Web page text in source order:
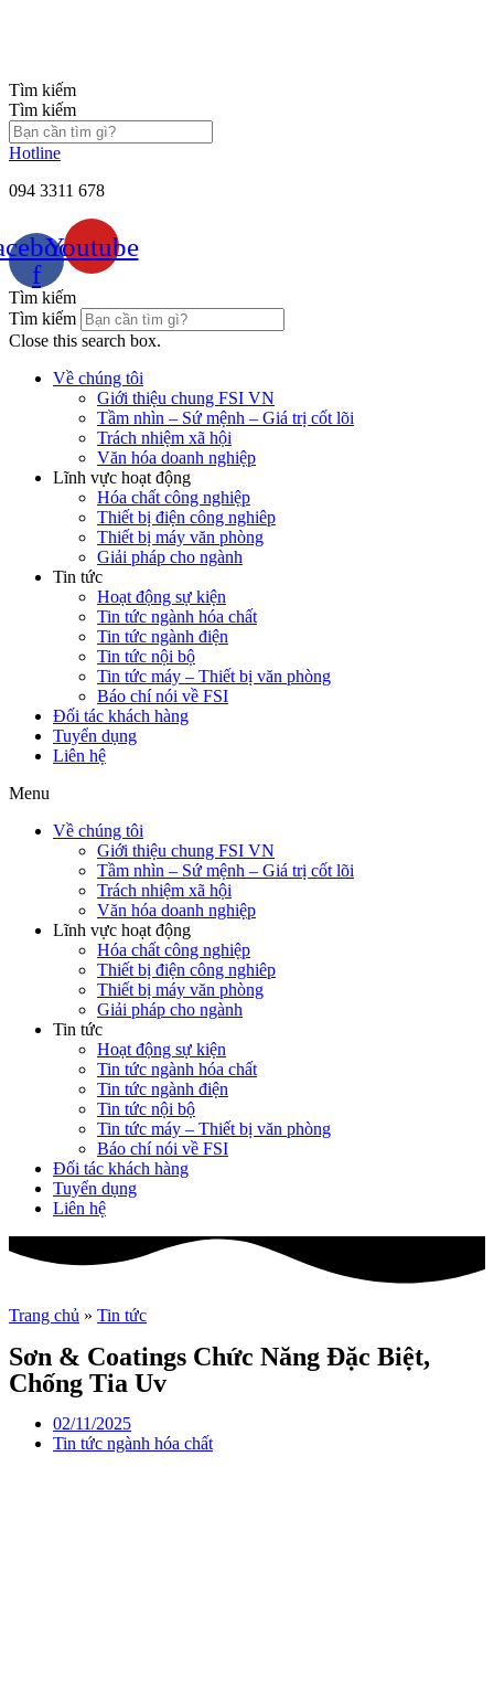
Tìm kiếm
Tìm kiếm
Hotline
094 3311 678
f
Youtube
Tìm kiếm
Tìm kiếm
Close this search box.
Về chúng tôi
Giới thiệu chung FSI VN
Tầm nhìn – Sứ mệnh – Giá trị cốt lõi
Trách nhiệm xã hội
Văn hóa doanh nghiệp
Lĩnh vực hoạt động
Hóa chất công nghiệp
Thiết bị điện công nghiêp
Thiết bị máy văn phòng
Giải pháp cho ngành
Tin tức
Hoạt động sự kiện
Tin tức ngành hóa chất
Tin tức ngành điện
Tin tức nội bộ
Tin tức máy – Thiết bị văn phòng
Báo chí nói về FSI
Đối tác khách hàng
Tuyển dụng
Liên hệ
Menu
Về chúng tôi
Giới thiệu chung FSI VN
Tầm nhìn – Sứ mệnh – Giá trị cốt lõi
Trách nhiệm xã hội
Văn hóa doanh nghiệp
Lĩnh vực hoạt động
Hóa chất công nghiệp
Thiết bị điện công nghiêp
Thiết bị máy văn phòng
Giải pháp cho ngành
Tin tức
Hoạt động sự kiện
Tin tức ngành hóa chất
Tin tức ngành điện
Tin tức nội bộ
Tin tức máy – Thiết bị văn phòng
Báo chí nói về FSI
Đối tác khách hàng
Tuyển dụng
Liên hệ
Trang chủ » Tin tức
Sơn & Coatings Chức Năng Đặc Biệt,
Chống Tia Uv
02/11/2025
Tin tức ngành hóa chất